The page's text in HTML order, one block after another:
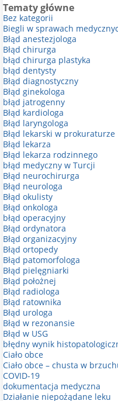
Tematy główne
Bez kategorii
Biegli w sprawach
Błąd anestezjologa
Błąd chirurga
błąd chirurga plastyka
błąd dentysty
Błąd diagnostyczny
Błąd ginekologa
błąd jatrogenny
Błąd kardiologa
Błąd laryngologa
Błąd lekarski w prokuraturze
Błąd lekarza
Błąd lekarza rodzinnego
błąd medyczny w Turcji
Błąd neurochirurga
Błąd neurologa
Błąd okulisty
Błąd onkologa
błąd operacyjny
Błąd ordynatora
Błąd organizacyjny
Błąd ortopedy
Błąd patomorfologa
Błąd pielęgniarki
Błąd położnej
Błąd radiologa
Błąd ratownika
Błąd urologa
Błąd w rezonansie
Błąd w USG
błędny wynik
Ciało obce
Ciało obce – chusta w
COVID-19
dokumentacja medyczna
Działanie niepożądane leku